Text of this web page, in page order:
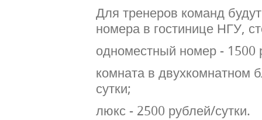
Для тренеров команд
номера в гостинице НГУ,
одноместный номер - 1500
комната в двухкомнатном
сутки;
люкс - 2500 рублей/сутки.